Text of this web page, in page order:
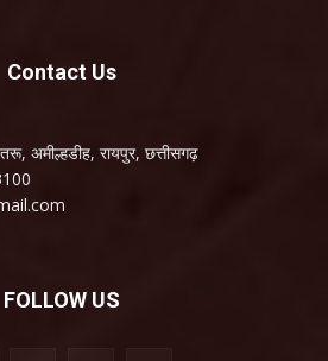
Contact Us
अमील्हडीह, रायपुर, छत्तीसगढ़
FOLLOW US